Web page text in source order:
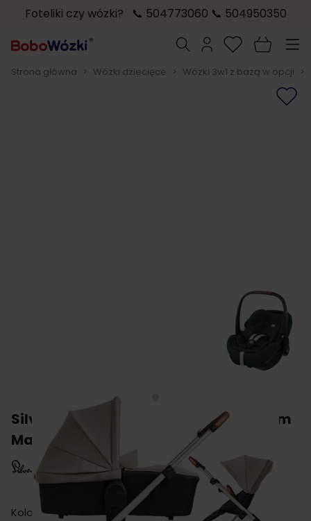
Foteliki czy wózki? 📞 504773060 📞 504950350
Szukaj
Strona główna > Wózki dziecięce > Wózki 3w1 z bazą w opcji >
Silver Cross TIDE wózek 3w1 z fotelikiem
Maxi Cosi PEBBLE 360 PRO 2
Kolor